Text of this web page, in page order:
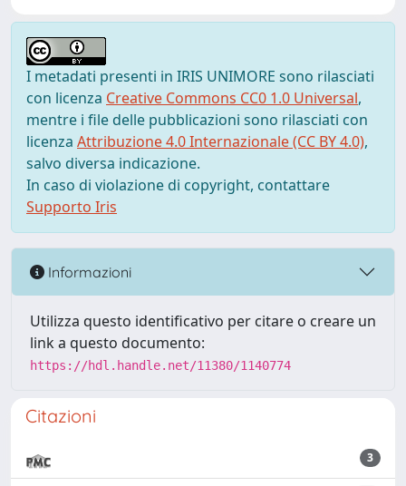
I metadati presenti in IRIS UNIMORE sono rilasciati
con licenza Creative Commons CC0 1.0 Universal,
mentre i file delle pubblicazioni sono rilasciati con
licenza Attribuzione 4.0 Internazionale (CC BY 4.0),
salvo diversa indicazione.
In caso di violazione di copyright, contattare
Supporto Iris
Informazioni
Utilizza questo identificativo per citare o creare un
link a questo documento:
https://hdl.handle.net/11380/1140774
Citazioni
3